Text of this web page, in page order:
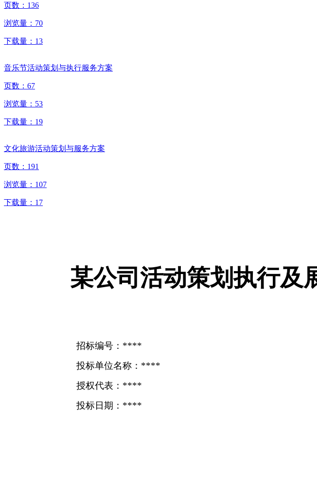
页数： 136
浏览量： 70
下载量： 13
音乐节活动策划与执行服务方案
页数： 67
浏览量： 53
下载量： 19
文化旅游活动策划与服务方案
页数： 191
浏览量： 107
下载量： 17
某公司活动策划执行及
招标编号：****
投标单位名称：****
授权代表：****
投标日期：****